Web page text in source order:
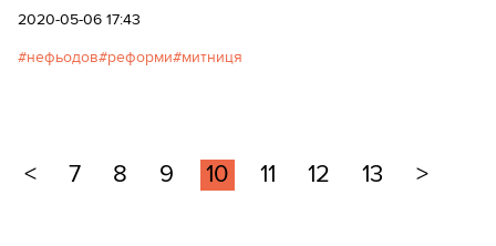
2020-05-06 17:43
нефьодов реформи митниця
< 7 8 9 10 11 12 13 >